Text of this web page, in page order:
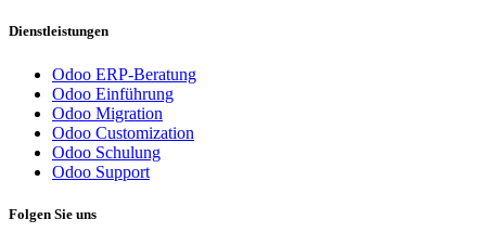
Dienstleistungen
Odoo ERP-Beratung
Odoo Einführung
Odoo Migration
Odoo Customization
Odoo Schulung
Odoo Support
Folgen Sie uns